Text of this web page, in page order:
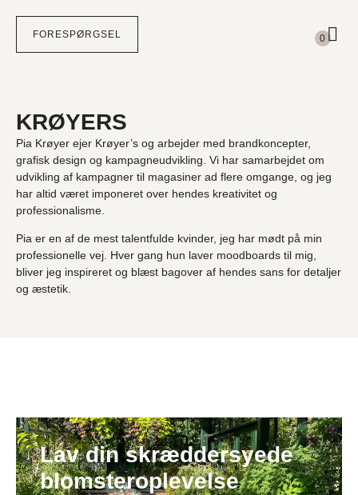
FORESPØRGSEL 0
Din kurv
Subtotal
KRØYERS
Pia Krøyer ejer Krøyer’s og arbejder med brandkoncepter,
grafisk design og kampagneudvikling. Vi har samarbejdet om
udvikling af kampagner til magasiner ad flere omgange, og jeg
har altid været imponeret over hendes kreativitet og
professionalisme.
Pia er en af de mest talentfulde kvinder, jeg har mødt på min
professionelle vej. Hver gang hun laver moodboards til mig,
bliver jeg inspireret og blæst bagover af hendes sans for detaljer
og æstetik.
Lav din skræddersyede
blomsteroplevelse